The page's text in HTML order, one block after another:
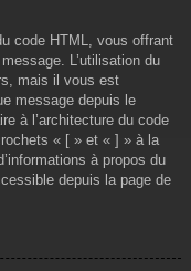
code HTML, vous offrant
L’utilisation du
mais il vous est
message depuis le
à l’architecture du code
« [ » et « ] » à la
à propos du
depuis la page de